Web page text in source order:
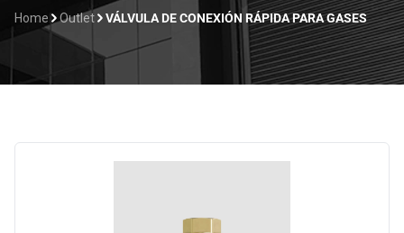
Líneas
Contacto
Home Outlet VÁLVULA DE CONEXIÓN RÁPIDA PARA GASES